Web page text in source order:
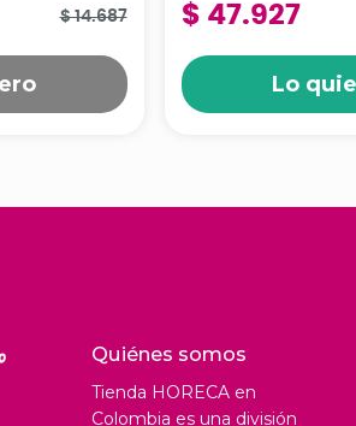
$ 14.687 $ 47.927
Lo
Quiénes somos
Tienda HORECA en
Colombia es una división